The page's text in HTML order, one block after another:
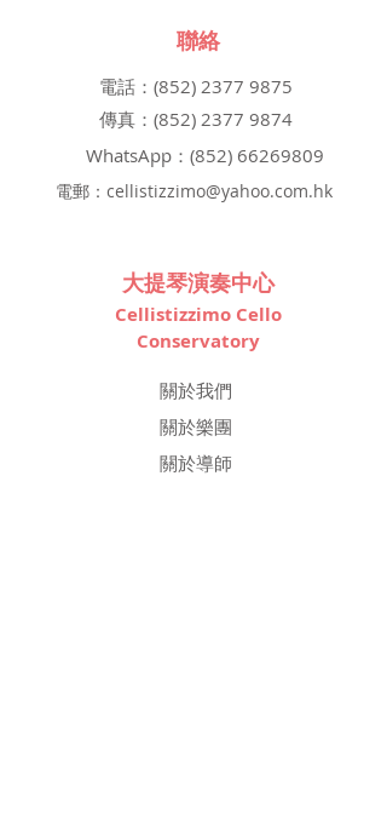
聯絡
電話：(852) 2377 9875
傳真：(852) 2377 9874
WhatsApp：(852) 66269809
電郵： cellistizzimo@yahoo.com.hk
大提琴演奏中心
Cellistizzimo Cello
Conservatory
關於我們
關於樂團
關於導師